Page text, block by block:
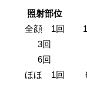
照射部位
全顔 1回
3回
6回
ほほ 1回